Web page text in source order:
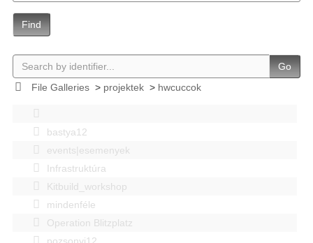
Find
Go
File Galleries> projektek> hwcuccok
bastya12
events|esemenyek
Infrastruktúra
Kitbuild_workshop
mindenféle
Operation Blitzplatz
pozsonyi12